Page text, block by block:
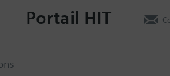
Portail HIT